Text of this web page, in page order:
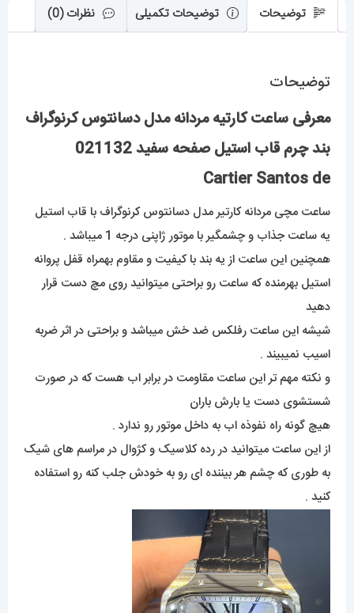
021132
Cartier
de
توضیحات توضیحات تکمیلی نظرات (0)
توضیحات
معرفی ساعت کارتیه مردانه مدل دسانتوس کرنوگراف
بند چرم قاب استیل صفحه سفید 021132
Cartier Santos de
ساعت مچی مردانه کارتیر مدل دسانتوس کرنوگراف با قاب استیل
یه ساعت جذاب و چشمگیر با موتور ژاپنی درجه 1 میباشد .
همچنین این ساعت از یه بند با کیفیت و مقاوم بهمراه قفل پروانه
استیل بهرمنده که ساعت رو براحتی میتوانید روی مچ دست قرار
دهید
شیشه این ساعت رفلکس ضد خش میباشد و براحتی در اثر ضربه
اسیب نمیبیند .
و نکته مهم تر این ساعت مقاومت در برابر اب هست که در صورت
شستشوی دست یا بارش باران
هیچ گونه راه نفوذه اب به داخل موتور رو ندارد .
از این ساعت میتوانید در رده کلاسیک و کژوال در مراسم های شیک
به طوری که چشم هر بیننده ای رو به خودش جلب کنه رو استفاده
کنید .